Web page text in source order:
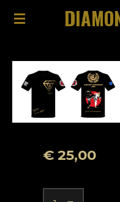
Ga
hoofdinhoud
€ 25,00